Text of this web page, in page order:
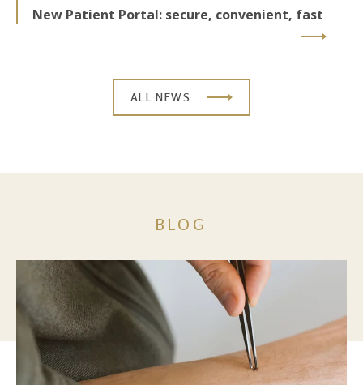
New Patient Portal: secure, convenient, fast
ALL NEWS
BLOG
Image